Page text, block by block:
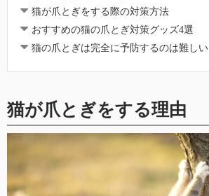
猫が爪とぎをする際の対策方法
おすすめの猫の爪とぎ対策グッズ4選
猫の爪とぎは完全に予防するのは難しい
猫が爪とぎをする理由